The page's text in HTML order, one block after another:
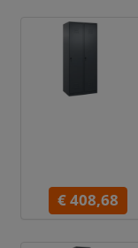
€ 408,68